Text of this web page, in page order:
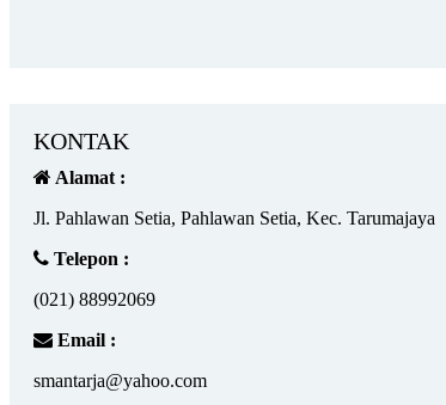
KONTAK
Alamat :
Jl. Pahlawan Setia, Pahlawan Setia, Kec. Tarumajaya
Telepon :
(021) 88992069
Email :
smantarja@yahoo.com